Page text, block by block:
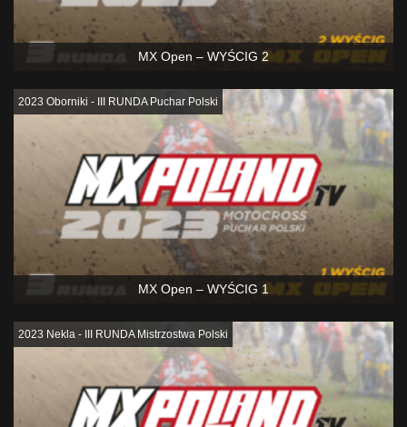
MX Open – WYŚCIG 2
MX Open – WYŚCIG 1
2023 Oborniki - III RUNDA Puchar Polski
2023 Nekla - III RUNDA Mistrzostwa Polski